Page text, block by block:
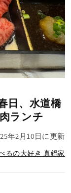
日、水道橋
ランチ
年2月10日に更新
るの大好き 真鍋家